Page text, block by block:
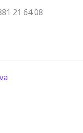
21 64 08